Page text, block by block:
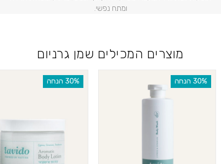
ומתח נפשי.
מוצרים המכילים שמן גרניום
‫30% הנחה ‫30% הנחה